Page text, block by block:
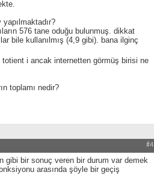
576 tane oduğu bulunmuş. dikkat
bile kullanılmış (4,9 gibi). bana ilginç
totient i ancak internetten görmüş birisi ne
toplamı nedir?
#4
gibi bir sonuç veren bir durum var demek
arasında şöyle bir geçiş